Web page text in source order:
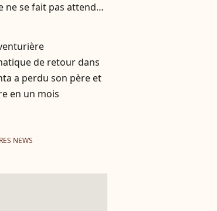
ne se fait pas attendre
de retour dans
a perdu son père et
en un mois
NEWS